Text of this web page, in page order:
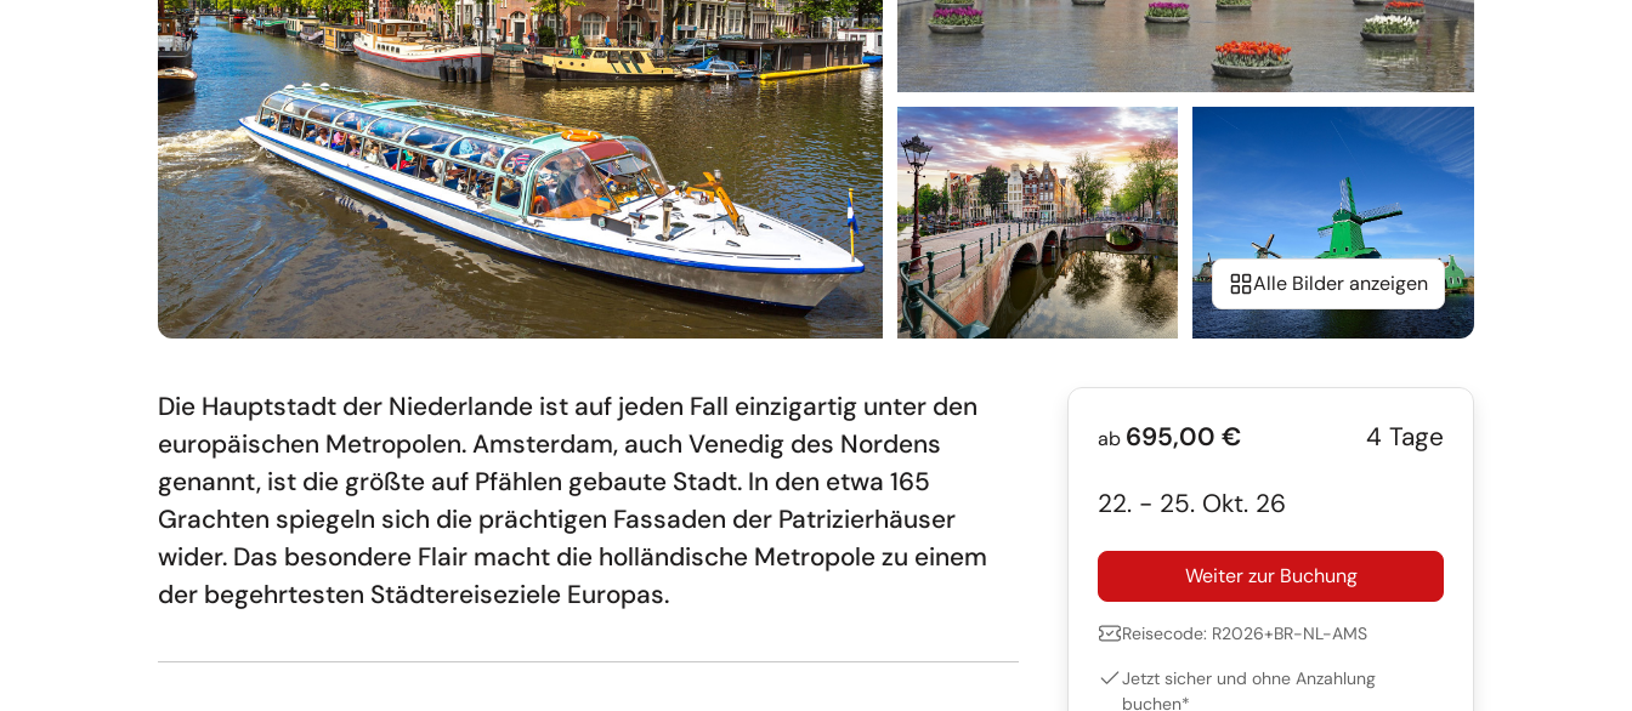
Alle Bilder anzeigen
Die Hauptstadt der Niederlande ist auf jeden Fall einzigartig unter den
europäischen Metropolen. Amsterdam, auch Venedig des Nordens
genannt, ist die größte auf Pfählen gebaute Stadt. In den etwa 165
Grachten spiegeln sich die prächtigen Fassaden der Patrizierhäuser
wider. Das besondere Flair macht die holländische Metropole zu einem
der begehrtesten Städtereiseziele Europas.
ab 695,00 € 4 Tage
22. - 25. Okt. 26
Weiter zur Buchung
Reisecode: R2026+BR-NL-AMS
Jetzt sicher und ohne Anzahlung
buchen*